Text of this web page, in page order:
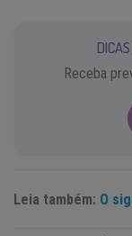
Receba
Leia também: O